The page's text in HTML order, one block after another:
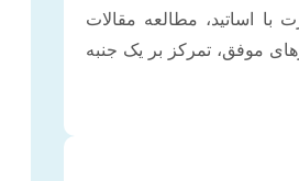
با اساتید، مطالعه مقالات
موفق، تمرکز بر یک جنبه